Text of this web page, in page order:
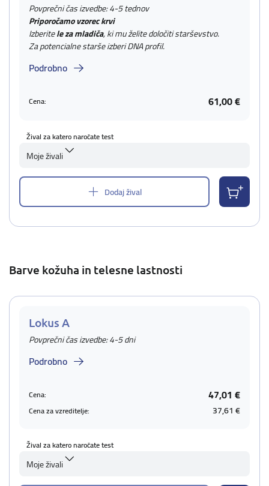
Povprečni čas izvedbe: 4-5 tednov
Priporočamo vzorec krvi
Izberitele za mladiča, ki mu želite določiti starševstvo.
Za potencialne starše izberi DNA profil.
Podrobno
Cena: 61,00 €
Žival za katero naročate test
Moje živali
Dodaj žival
Barve kožuha in telesne lastnosti
Lokus A
Povprečni čas izvedbe: 4-5 dni
Podrobno
Cena: 47,01 €
Cena za vzreditelje: 37,61 €
Žival za katero naročate test
Moje živali